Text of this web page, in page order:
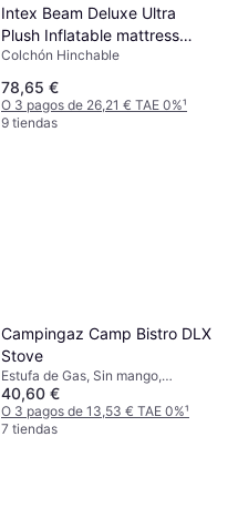
Intex Beam Deluxe Ultra
Plush Inflatable mattress
236x152x46cm
Colchón Hinchable
78,65 €
O 3 pagos de 26,21 € TAE 0%¹
9 tiendas
Campingaz Camp Bistro DLX
Stove
Estufa de Gas, Sin mango,
Potencia 2200W
40,60 €
O 3 pagos de 13,53 € TAE 0%¹
7 tiendas